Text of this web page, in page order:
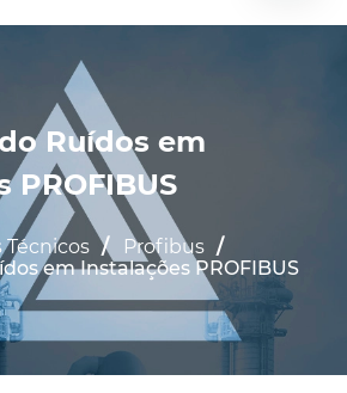
Ruídos em
PROFIBUS
Técnicos
Profibus
em Instalações PROFIBUS